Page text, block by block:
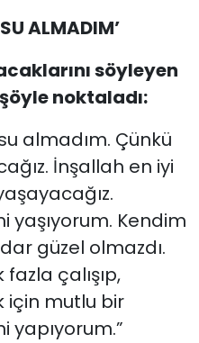
ALMADIM’
söyleyen
noktaladı:
almadım. Çünkü
İnşallah en iyi
Kendim
güzel olmazdı.
çalışıp,
için mutlu bir
yapıyorum.”